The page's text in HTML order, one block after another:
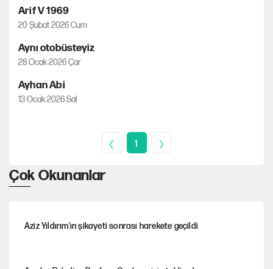
Arif V 1969
20 Şubat 2026 Cum
Aynı otobüsteyiz
28 Ocak 2026 Çar
Ayhan Abi
13 Ocak 2026 Sal
❮ 1 ❯
Çok Okunanlar
Aziz Yıldırım’ın şikayeti sonrası harekete geçildi